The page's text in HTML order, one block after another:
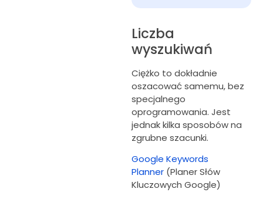
Liczba
wyszukiwań
Ciężko to dokładnie
oszacować samemu, bez
specjalnego
oprogramowania. Jest
jednak kilka sposobów na
zgrubne szacunki.
Google Keywords
Planner (Planer Słów
Kluczowych Google)